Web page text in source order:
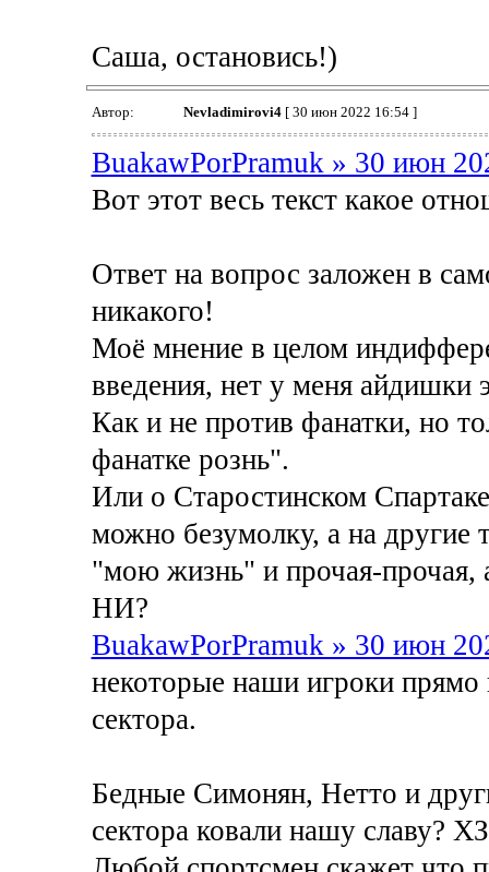
Саша, остановись!)
Автор: Nevladimirovi4[ 30 июн 2022 16:54 ]
BuakawPorPramuk » 30 июн
Вот этот весь текст какое
Ответ на вопрос заложен в
никакого!
Моё мнение в целом
введения, нет у меня айдишки
Как и не против фанатки, но
фанатке рознь".
Или о Старостинском
можно безумолку, а на
"мою жизнь" и прочая-прочая,
НИ?
BuakawPorPramuk » 30 июн
некоторые наши игроки прямо
сектора.
Бедные Симонян, Нетто и
сектора ковали нашу славу?